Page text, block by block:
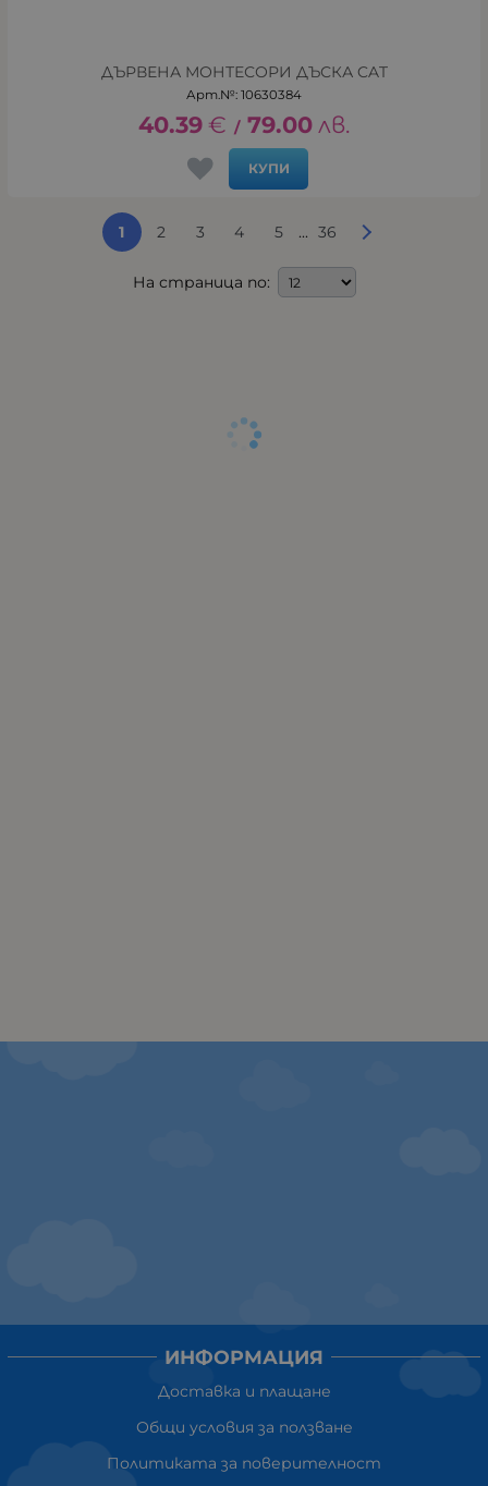
ДЪРВЕНА МОНТЕСОРИ ДЪСКА CAT
Арт.№: 10630384
40.39 € / 79.00 лв.
КУПИ
1 2 3 4 5 ... 36
На страница по:
ИНФОРМАЦИЯ
Доставка и плащане
Общи условия за ползване
Политиката за поверителност